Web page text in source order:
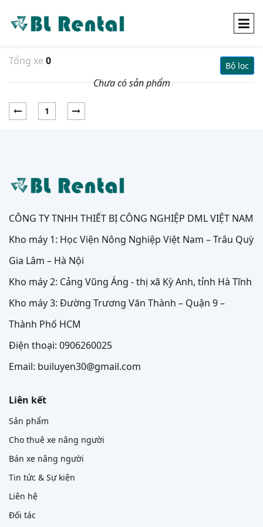
Tổng xe 0 Bộ lọc
Chưa có sản phẩm
1
CÔNG TY TNHH THIẾT BỊ CÔNG NGHIỆP DML VIỆT NAM
Kho máy 1: Học Viện Nông Nghiệp Việt Nam – Trâu Quỳ
Gia Lâm – Hà Nội
Kho máy 2: Cảng Vũng Áng - thị xã Kỳ Anh, tỉnh Hà Tĩnh
Kho máy 3: Đường Trương Văn Thành – Quận 9 –
Thành Phố HCM
Điện thoại: 0906260025
Email: builuyen30@gmail.com
Liên kết
Sản phẩm
Cho thuê xe nâng người
Bán xe nâng người
Tin tức & Sự kiện
Liên hệ
Đối tác